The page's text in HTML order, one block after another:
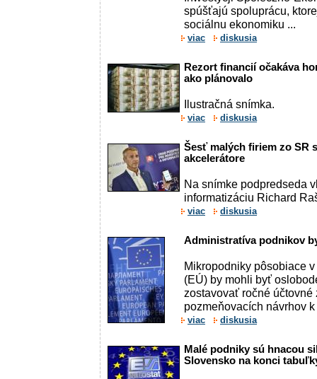
spúšťajú spoluprácu,
sociálnu ekonomiku ...
viac diskusia
Rezort financií očakáva
ako plánovalo
Ilustračná snímka.
viac diskusia
Šesť malých firiem zo SR
akcelerátore
Na snímke podpredseda
informatizáciu Richard
viac diskusia
Administratíva podnikov
Mikropodniky pôsobiace
(EÚ) by mohli byť
zostavovať ročné účtovné
pozmeňovacích návrhov
viac diskusia
Malé podniky sú hnacou
Slovensko na konci